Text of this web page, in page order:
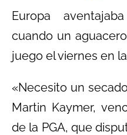
Europa
cuando un
juego el viernes en
«Necesito un
Martin Kaymer,
de la PGA, que